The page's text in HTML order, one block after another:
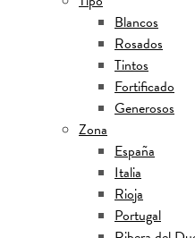
Blancos
Rosados
Tintos
Fortificado
Generosos
Zona
España
Italia
Rioja
Portugal